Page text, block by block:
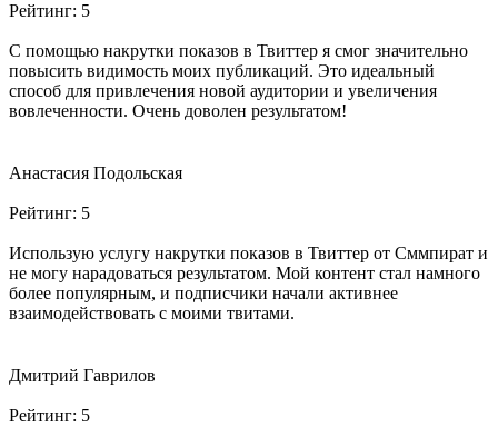
Рейтинг: 5
С помощью накрутки показов в Твиттер я смог значительно
повысить видимость моих публикаций. Это идеальный
способ для привлечения новой аудитории и увеличения
вовлеченности. Очень доволен результатом!
Анастасия Подольская
Рейтинг: 5
Использую услугу накрутки показов в Твиттер от Сммпират и
не могу нарадоваться результатом. Мой контент стал намного
более популярным, и подписчики начали активнее
взаимодействовать с моими твитами.
Дмитрий Гаврилов
Рейтинг: 5